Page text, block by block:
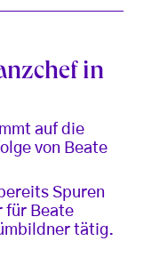
in
auf die
von Beate
Spuren
für Beate
tätig.